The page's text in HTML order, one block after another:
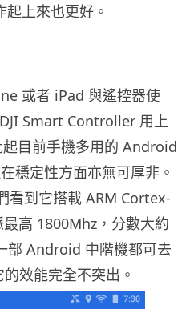
起上來也更好。
或者 iPad 與遙控器使
Smart Controller 用上
目前手機多用的 Android
穩定性方面亦無可厚非。
看到它搭載 ARM Cortex-
高 1800Mhz，分數大約
部 Android 中階機都可去
效能完全不突出。